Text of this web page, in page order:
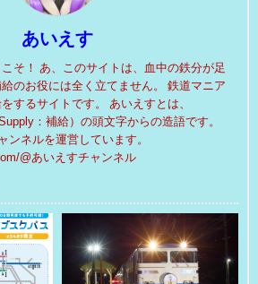
あいえす
そ！ あ、このサイトは、血中の鉄分が足
のお役には全く立てません。 鉄道マニア
するサイトです。 あいえすとは、
：補給）の頭文字からの造語です。
ネルを運営しています。
@あいえすチャンネル